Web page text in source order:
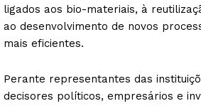
ligados aos bio-materiais, à
ao desenvolvimento de novos
mais eficientes.
Perante representantes das
decisores políticos, empresários e